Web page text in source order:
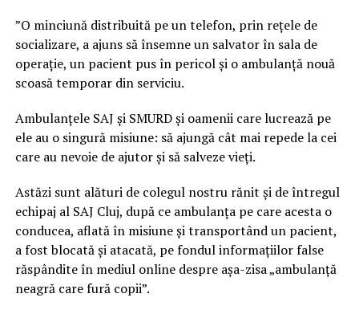
”O minciună distribuită pe un telefon, prin rețele de
socializare, a ajuns să însemne un salvator în sala de
operație, un pacient pus în pericol și o ambulanță nouă
scoasă temporar din serviciu.
Ambulanțele SAJ și SMURD și oamenii care lucrează pe
ele au o singură misiune: să ajungă cât mai repede la cei
care au nevoie de ajutor și să salveze vieți.
Astăzi sunt alături de colegul nostru rănit și de întregul
echipaj al SAJ Cluj, după ce ambulanța pe care acesta o
conducea, aflată în misiune și transportând un pacient,
a fost blocată și atacată, pe fondul informațiilor false
răspândite în mediul online despre așa-zisa „ambulanță
neagră care fură copii”.